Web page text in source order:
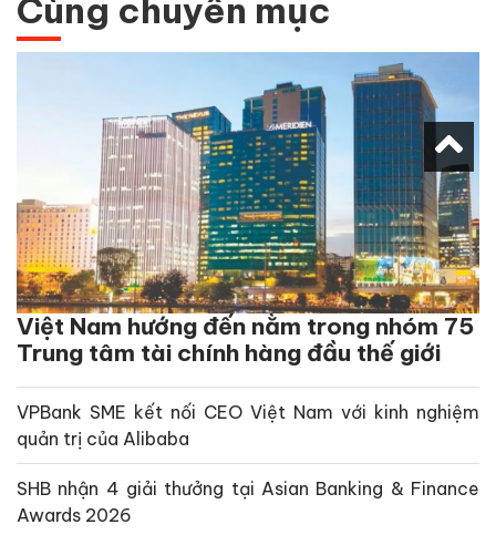
Cùng chuyên mục
Việt Nam hướng đến nằm trong nhóm 75
Trung tâm tài chính hàng đầu thế giới
VPBank SME kết nối CEO Việt Nam với kinh nghiệm
quản trị của Alibaba
SHB nhận 4 giải thưởng tại Asian Banking & Finance
Awards 2026